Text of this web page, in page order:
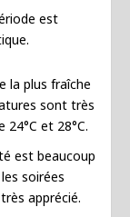
est
la plus fraîche
sont très
et 28°C.
est beaucoup
soirées
apprécié.